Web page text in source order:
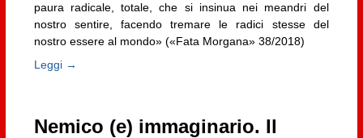
paura radicale, totale, che si insinua nei meandri del
nostro sentire, facendo tremare le radici stesse del
nostro essere al mondo» («Fata Morgana» 38/2018)
Leggi →
Nemico (e) immaginario. Il